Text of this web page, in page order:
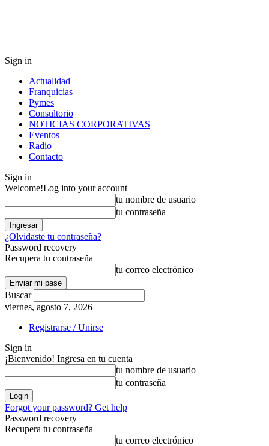
Sign in
Actualidad
Franquicias
Pymes
Consultorio
NOTICIAS CORPORATIVAS
Eventos
Radio
Contacto
Sign in
Welcome!Log into your account
tu nombre de usuario
tu contraseña
¿Olvidaste tu contraseña?
Password recovery
Recupera tu contraseña
tu correo electrónico
Buscar
viernes, agosto 7, 2026
Registrarse / Unirse
Sign in
¡Bienvenido! Ingresa en tu cuenta
tu nombre de usuario
tu contraseña
Forgot your password? Get help
Password recovery
Recupera tu contraseña
tu correo electrónico